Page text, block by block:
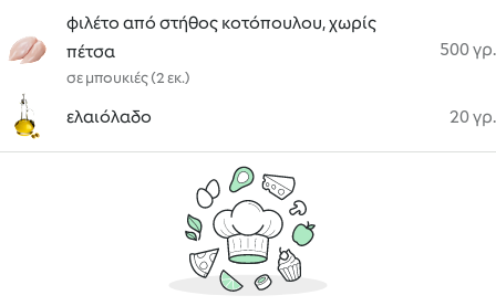
φιλέτο από στήθος κοτόπουλου, χωρίς
πέτσα
σε μπουκιές (2 εκ.)
500 γρ.
ελαιόλαδο 20 γρ.